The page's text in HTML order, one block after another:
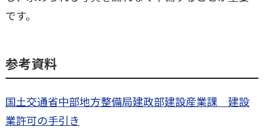
です。
参考資料
国土交通省中部地方整備局建政部建設産業課 建設
業許可の手引き